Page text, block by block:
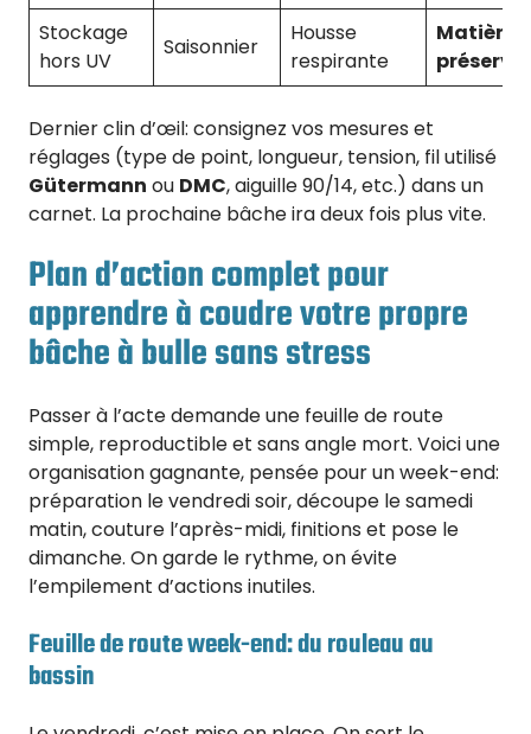
Stockage
hors UV
Saisonnier
Housse
respirante
Matière
Dernier clin d’œil: consignez vos mesures et
réglages (type de point, longueur, tension, fil utilisé
Gütermann ou DMC, aiguille 90/14, etc.) dans un
carnet. La prochaine bâche ira deux fois plus vite.
Plan d’action complet pour
apprendre à coudre votre propre
bâche à bulle sans stress
Passer à l’acte demande une feuille de route
simple, reproductible et sans angle mort. Voici une
organisation gagnante, pensée pour un week-end:
préparation le vendredi soir, découpe le samedi
matin, couture l’après-midi, finitions et pose le
dimanche. On garde le rythme, on évite
l’empilement d’actions inutiles.
Feuille de route week-end: du rouleau au
bassin